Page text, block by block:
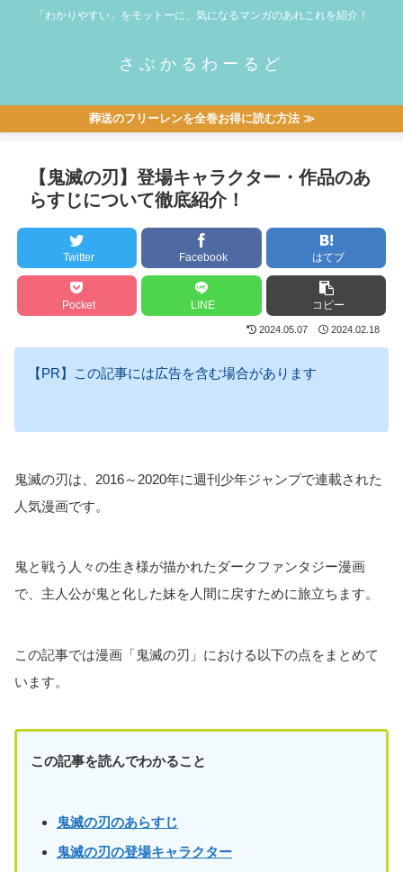
「わかりやすい」をモットーに、気になるマンガのあれこれを紹介！
さぶかるわーるど
葬送のフリーレンを全巻お得に読む方法 ≫
【鬼滅の刃】登場キャラクター・作品のあ
らすじについて徹底紹介！
Twitter Facebook はてブ
Pocket LINE コピー
2024.05.07 2024.02.18
【PR】この記事には広告を含む場合があります
鬼滅の刃は、2016～2020年に週刊少年ジャンプで連載された
人気漫画です。
鬼と戦う人々の生き様が描かれたダークファンタジー漫画
で、主人公が鬼と化した妹を人間に戻すために旅立ちます。
この記事では漫画「鬼滅の刃」における以下の点をまとめて
います。
この記事を読んでわかること
鬼滅の刃のあらすじ
鬼滅の刃の登場キャラクター